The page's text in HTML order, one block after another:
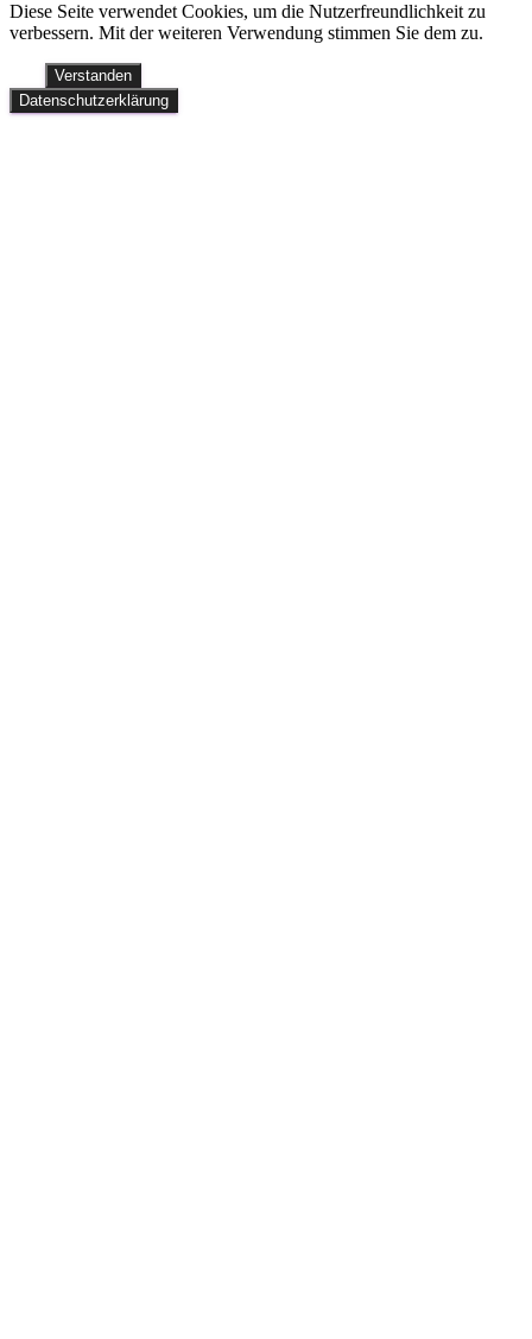
Diese Seite verwendet Cookies, um die Nutzerfreundlichkeit zu
verbessern. Mit der weiteren Verwendung stimmen Sie dem zu.
Verstanden
Datenschutzerklärung